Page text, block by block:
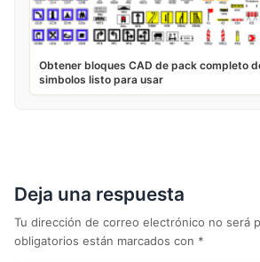
Obtener bloques CAD de pack completo
simbolos listo para usar
Deja una respuesta
Tu dirección de correo electrónico no será
obligatorios están marcados con *